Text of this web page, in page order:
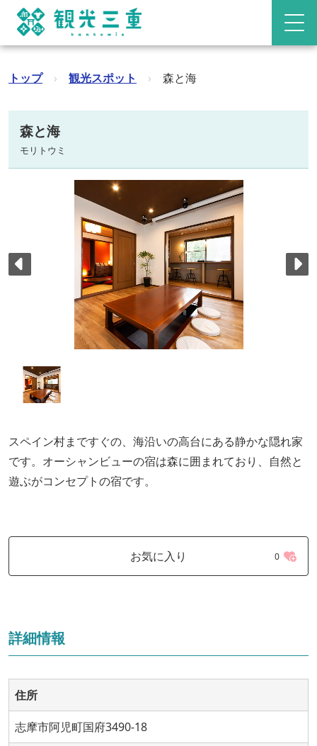
トップ › 観光スポット › 森と海
森と海
モリトウミ
スペイン村まですぐの、海沿いの高台にある静かな隠れ家
です。オーシャンビューの宿は森に囲まれており、自然と
遊ぶがコンセプトの宿です。
お気に入り 0
詳細情報
住所
志摩市阿児町国府3490-18